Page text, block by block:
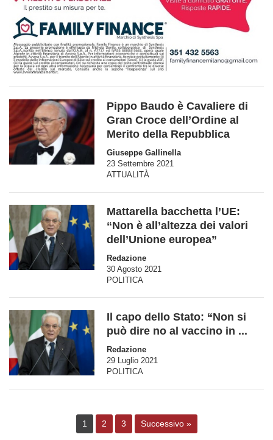
Pippo Baudo è Cavaliere di
Gran Croce dell’Ordine al
Merito della Repubblica
Giuseppe Gallinella
23 Settembre 2021
ATTUALITÀ
Mattarella bacchetta l’UE:
“Non è all’altezza dei valori
dell’Unione europea”
Redazione
30 Agosto 2021
POLITICA
Il capo dello Stato: “Non si
può dire no al vaccino in ...
Redazione
29 Luglio 2021
POLITICA
1 2 3 Successivo »